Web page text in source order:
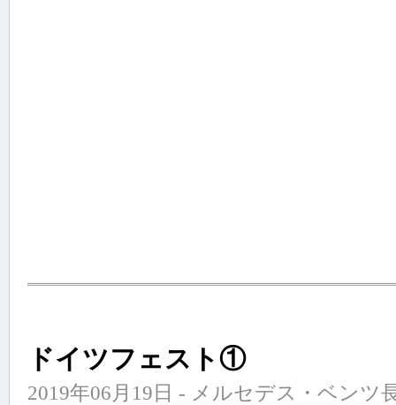
ドイツフェスト①
2019年06月19日 - メルセデス・ベンツ